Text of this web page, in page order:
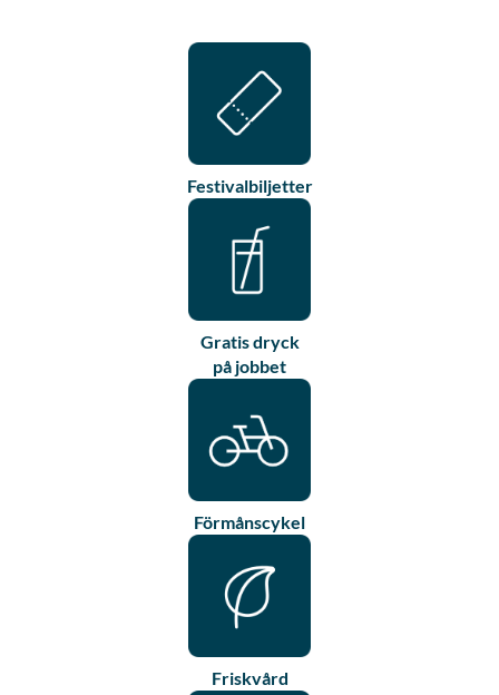
Festivalbiljetter
Gratis dryck
på jobbet
Förmånscykel
Friskvård